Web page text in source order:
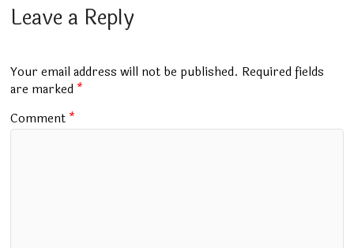
b
o
k
s
p
p
bl er
m
Leave a Reply
Your email address will not be published. Required fields
are marked *
Comment *